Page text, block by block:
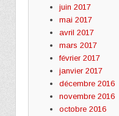
juin 2017
mai 2017
avril 2017
mars 2017
février 2017
janvier 2017
décembre 2016
novembre 2016
octobre 2016